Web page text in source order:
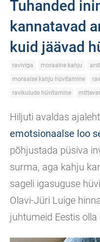
Tuhanded
kannatavad
kuid jäävad
raviviga moraalne kahju
moraalse kahju hüvitamine
ravikulude hüvitamine
Hiljuti avaldas
emotsionaalse loo
põhjustada püsiva
surma, aga kahju
sageli igasuguse
Olavi-Jüri Luige
juhtumeid Eestis